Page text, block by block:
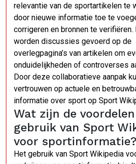
relevantie van de sportartikelen te
door nieuwe informatie toe te
corrigeren en bronnen te verifiëren.
worden discussies gevoerd op de
overlegpagina’s van artikelen om
onduidelijkheden of controverses
Door deze collaboratieve aanpak
vertrouwen op actuele en
informatie over sport op Sport
Wat zijn de
gebruik van Sport
voor sportinformatie?
Het gebruik van Sport Wikipedia